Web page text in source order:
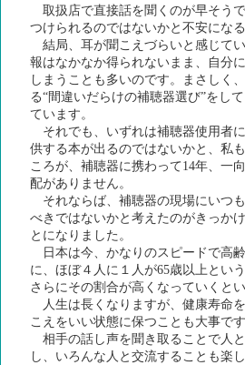
取扱店で直接話を聞くのが早そう
つけられるのではないかと不安にな
結局、耳が聞こえづらいと感じて
報はなかなか得られないまま、自分
しまうことも多いのです。まさしく
る“間違いだらけの補聴器選び”をし
ています。
それでも、いずれは補聴器使用者
供する本が出るのではないかと、私
ころが、補聴器に携わって14年、一
配がありません。
それならば、補聴器の現場にいつ
べきではないかと考えたのがきっか
とになりました。
日本は今、かなりのスピードで高
に、ほぼ４人に１人が65歳以上とい
さらにその割合が高くなっていくと
人生は長くなりますが、健康寿命
こえをいい状態に保つことも大事です
相手の話し声を聞き取ることで人
し、いろんな人と交流することも楽